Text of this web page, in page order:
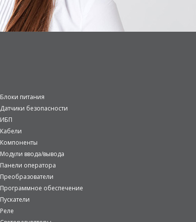
Блоки питания
Датчики безопасности
ИБП
Кабели
Компоненты
Модули ввода/вывода
Панели оператора
Преобразователи
Программное обеспечение
Пускатели
Реле